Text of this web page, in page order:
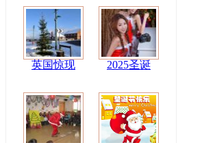
英国惊现 2025圣诞